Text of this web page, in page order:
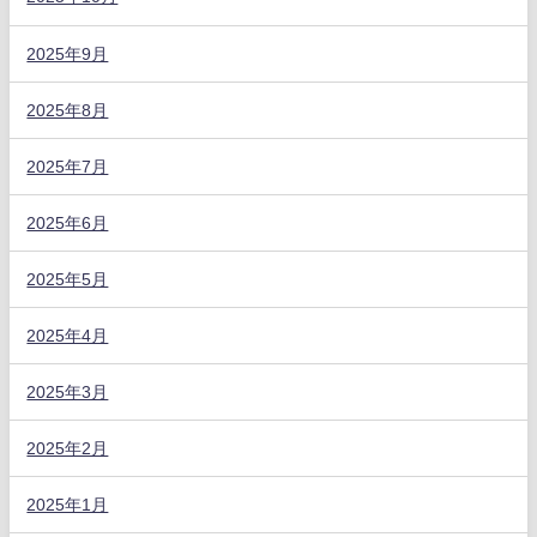
2025年9月
2025年8月
2025年7月
2025年6月
2025年5月
2025年4月
2025年3月
2025年2月
2025年1月